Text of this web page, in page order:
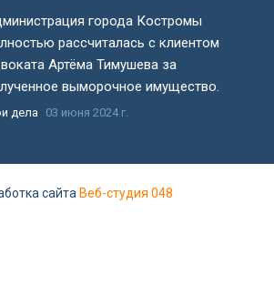
города Костромы
рассчиталась с клиентом
Артёма Тимушева за
выморочное имущество.
дела 03 июня 2024 г.
сайта Веб-студия 048